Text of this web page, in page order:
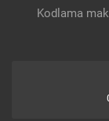
Kodlama